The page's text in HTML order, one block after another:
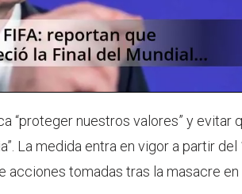
“proteger nuestros valores” y evitar
La medida entra en vigor a partir del
acciones tomadas tras la masacre en